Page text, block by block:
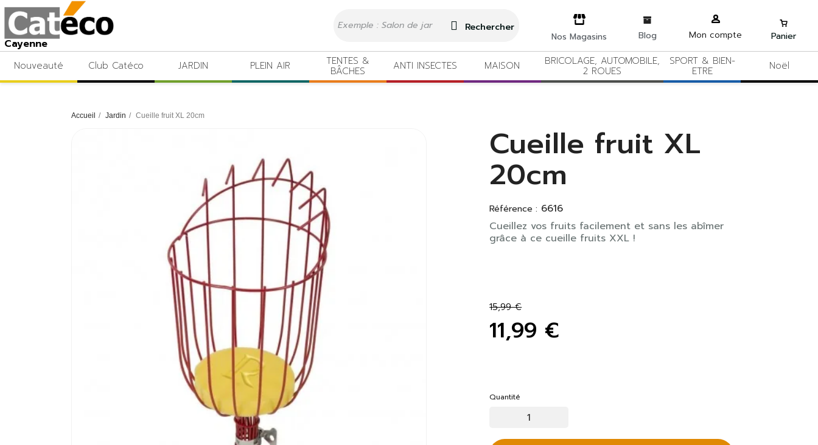
Cayenne
Rechercher
Nos Magasins Blog Mon compte Panier
Nouveauté Club Catéco JARDIN PLEIN AIR TENTES &
BÂCHES ANTI INSECTES MAISON BRICOLAGE, AUTOMOBILE,
2 ROUES
SPORT & BIEN-
ETRE Noël
Accueil Jardin Cueille fruit XL 20cm
Cueille fruit XL
20cm
Référence : 6616
Cueillez vos fruits facilement et sans les abîmer
grâce à ce cueille fruits XXL !
15,99 €
11,99 €
Quantité